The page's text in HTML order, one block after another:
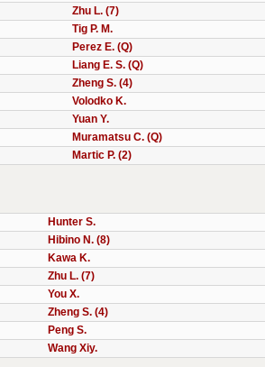
Zhu L. (7)
Tig P. M.
Perez E. (Q)
Liang E. S. (Q)
Zheng S. (4)
Volodko K.
Yuan Y.
Muramatsu C. (Q)
Martic P. (2)
Hunter S.
Hibino N. (8)
Kawa K.
Zhu L. (7)
You X.
Zheng S. (4)
Peng S.
Wang Xiy.